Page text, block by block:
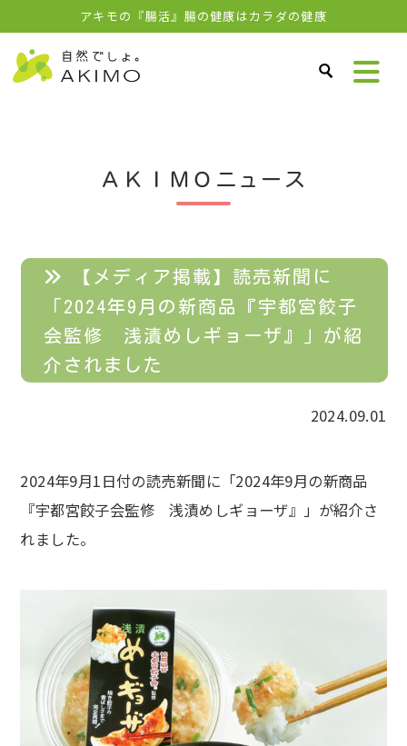
アキモの『腸活』腸の健康はカラダの健康
ＡＫＩＭＯニュース
【メディア掲載】読売新聞に
「2024年9月の新商品『宇都宮餃子
会監修 浅漬めしギョーザ』」が紹
介されました
2024.09.01
2024年9月1日付の読売新聞に「2024年9月の新商品
『宇都宮餃子会監修 浅漬めしギョーザ』」が紹介さ
れました。